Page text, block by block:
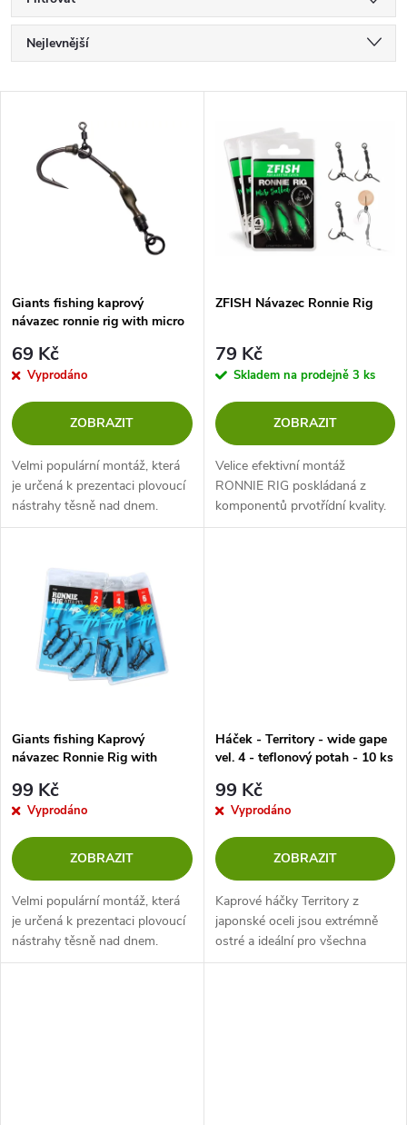
Ř
a
p
r
o
d
u
Nejlevnější
Abecedně
s
p
r
o
d
u
Giants fishing kaprový
návazec ronnie rig with micro
69 Kč
Vyprodáno
ZOBRAZIT
Velmi populární montáž, která
je určená k prezentaci plovoucí
nástrahy těsně nad dnem.
ZFISH Návazec Ronnie Rig
79 Kč
Skladem na prodejně 3 ks
ZOBRAZIT
Velice efektivní montáž
RONNIE RIG poskládaná z
komponentů prvotřídní kvality.
Giants fishing Kaprový
návazec Ronnie Rig with
99 Kč
Vyprodáno
ZOBRAZIT
Velmi populární montáž, která
je určená k prezentaci plovoucí
nástrahy těsně nad dnem.
Háček - Territory - wide gape
vel. 4 - teflonový potah - 10 ks
99 Kč
Vyprodáno
ZOBRAZIT
Kaprové háčky Territory z
japonské oceli jsou extrémně
ostré a ideální pro všechna
loviště. Dostupné ve čtyřech